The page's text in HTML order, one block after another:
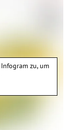
Infogram zu, um